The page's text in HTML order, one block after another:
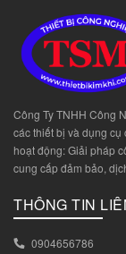
Bulgary
Công Ty TNHH Công
các thiết bị và dụng
hoạt động: Giải pháp
cung cấp đảm bảo,
THÔNG TIN
0904656786